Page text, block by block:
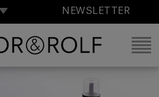
NEWSLETTER